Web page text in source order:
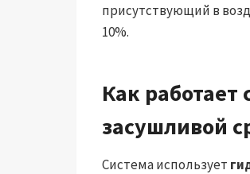
присутствующий в
10%.
Как
засушливой
Система использует